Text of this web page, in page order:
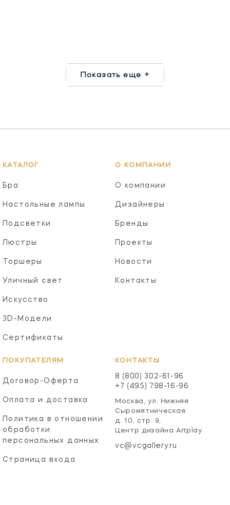
Показать еще +
КАТАЛОГ
Бра
Настольные лампы
Подсветки
Люстры
Торшеры
Уличный свет
Искусство
3D-Модели
Сертификаты
О КОМПАНИИ
О компании
Дизайнеры
Бренды
Проекты
Новости
Контакты
ПОКУПАТЕЛЯМ
Договор-Оферта
Оплата и доставка
Политика в отношении
обработки
персональных данных
Страница входа
КОНТАКТЫ
8 (800) 302-61-96
+7 (495) 798-16-96
Москва, ул. Нижняя
Сыромятническая
д. 10, стр. 9,
Центр дизайна Artplay
vc@vcgallery.ru